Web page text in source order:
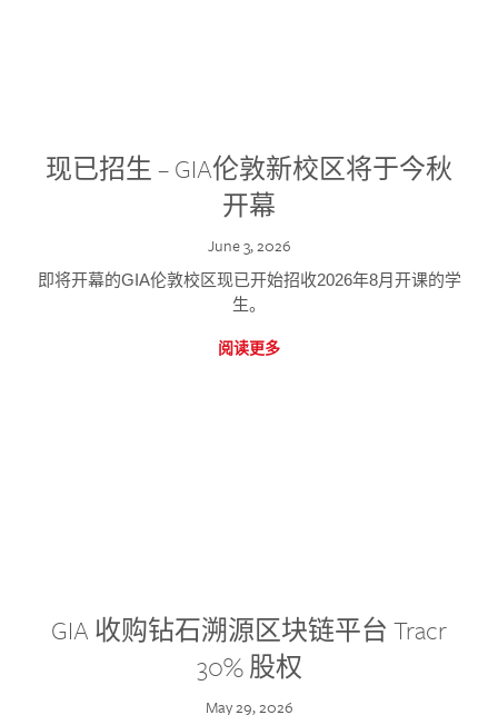
现已招生 – GIA伦敦新校区将于今秋
开幕
June 3, 2026
即将开幕的GIA伦敦校区现已开始招收2026年8月开课的学
生。
阅读更多
GIA 收购钻石溯源区块链平台 Tracr
30% 股权
May 29, 2026